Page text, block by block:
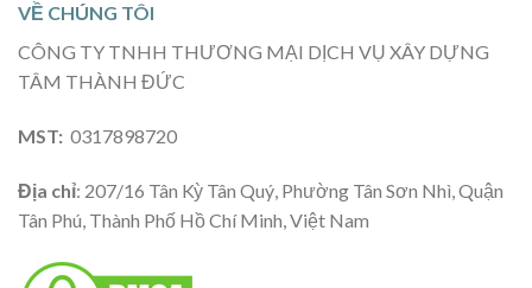
VỀ CHÚNG TÔI
CÔNG TY TNHH THƯƠNG MẠI DỊCH VỤ XÂY DỰNG
TÂM THÀNH ĐỨC
MST: 0317898720
Địa chỉ: 207/16 Tân Kỳ Tân Quý, Phường Tân Sơn Nhì, Quận
Tân Phú, Thành Phố Hồ Chí Minh, Việt Nam